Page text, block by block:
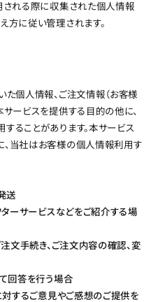
される際に収集された個人情報
方に従い管理されます。
個人情報、ご注文情報（お客様
ービスを提供する目的の他に、
ることがあります。本サービス
当社はお客様の個人情報利用す
送
ターサービスなどをご紹介する場
文手続き、ご注文内容の確認、変
回答を行う場合
対するご意見やご感想のご提供を